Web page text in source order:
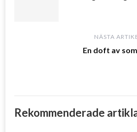
NÄSTA
En doft av
Rekommenderade